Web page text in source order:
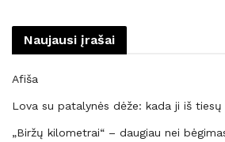
Naujausi įrašai
Afiša
Lova su patalynės dėže: kada ji iš tiesų
„Biržų kilometrai“ – daugiau nei